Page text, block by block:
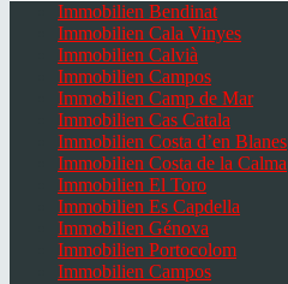
Immobilien Bendinat
Immobilien Cala Vinyes
Immobilien Calvià
Immobilien Campos
Immobilien Camp de Mar
Immobilien Cas Catala
Immobilien Costa d’en Blanes
Immobilien Costa de la Calma
Immobilien El Toro
Immobilien Es Capdella
Immobilien Génova
Immobilien Portocolom
Immobilien Campos